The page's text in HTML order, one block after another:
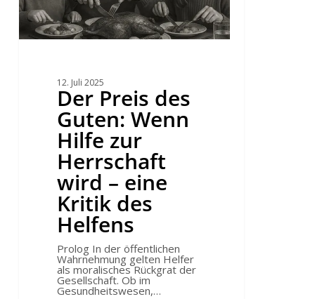
Helfens
12. Juli 2025
Der Preis des
Guten: Wenn
Hilfe zur
Herrschaft
wird – eine
Kritik des
Helfens
Prolog In der öffentlichen
Wahrnehmung gelten Helfer
als moralisches Rückgrat der
Gesellschaft. Ob im
Gesundheitswesen,…